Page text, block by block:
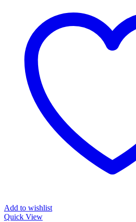
Add to wishlist
Quick View